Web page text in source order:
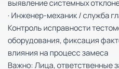
выявление системных
· Инженер-механик / служба
Контроль исправности
оборудования, фиксация
влияния на процесс замеса
Важно: Лица, ответственные